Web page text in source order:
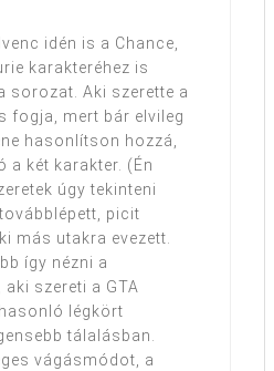
idén is a Chance,
karakteréhez is
sorozat. Aki szerette a
fogja, mert bár elvileg
hasonlítson hozzá,
a két karakter. (Én
úgy tekinteni
picit
más utakra evezett.
így nézni a
szereti a GTA
légkört
tálalásban.
vágásmódot, a